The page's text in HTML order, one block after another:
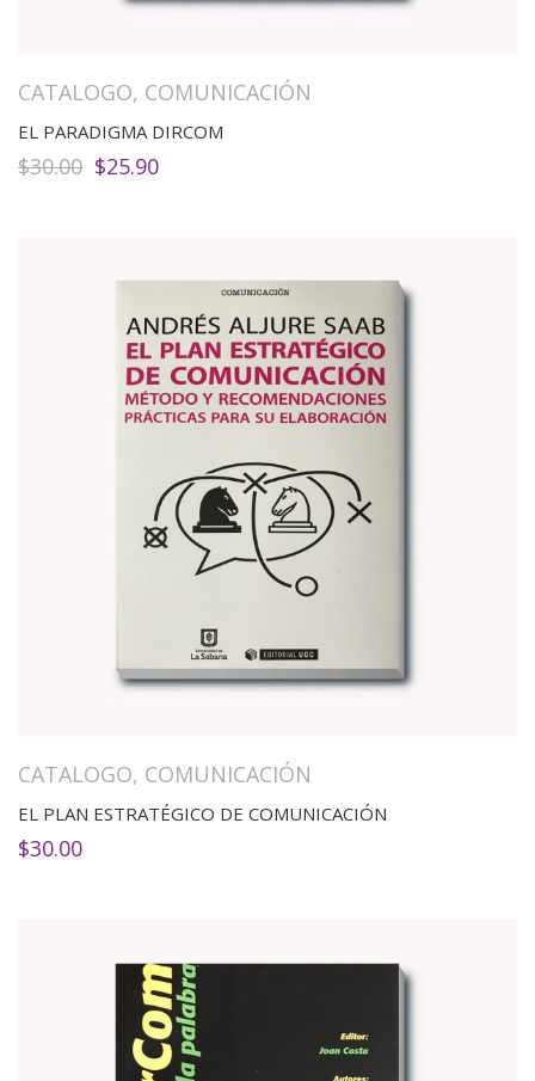
CATALOGO, COMUNICACIÓN
EL PARADIGMA DIRCOM
$30.00 El
$25.90El
CATALOGO, COMUNICACIÓN
EL PLAN ESTRATÉGICO DE COMUNICACIÓN
$30.00